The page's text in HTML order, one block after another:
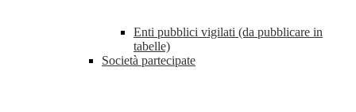
Enti pubblici vigilati (da pubblicare in
tabelle)
Società partecipate